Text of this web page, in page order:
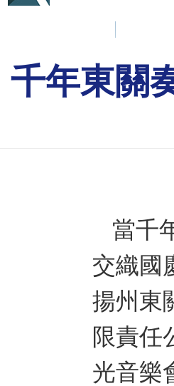
千年東關
當千
交織國
揚州東
限責任
光音樂